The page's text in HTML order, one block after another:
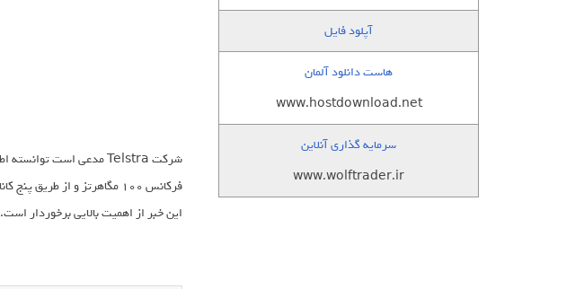
این خبر از اهمیت بالایی برخوردار است.
آپلود فایل
هاست دانلود آلمان
www.hostdownload.net
سرمایه گذاری آنلاین
www.wolftrader.ir